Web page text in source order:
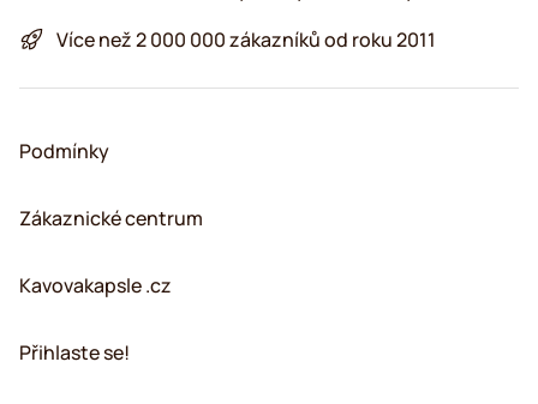
Více než 2 000 000 zákazníků od roku 2011
Podmínky
Zákaznické centrum
Kavovakapsle .cz
Přihlaste se!